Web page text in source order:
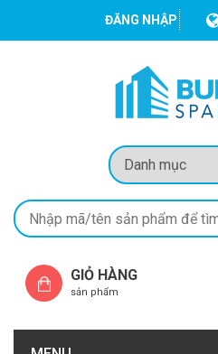
ĐĂNG NHẬP
GIỎ HÀNG
sản phẩm